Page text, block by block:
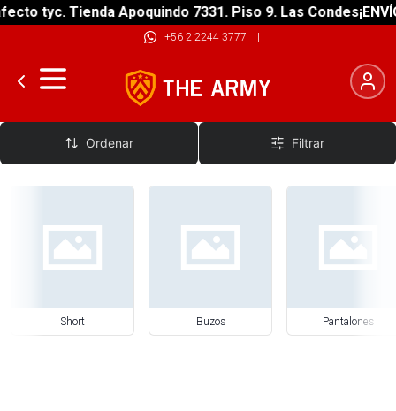
tyc. Tienda Apoquindo 7331. Piso 9. Las Condes
+56 2 2244 3777 |
Short y Pantalones
Ordenar Filtrar
Short Buzos Pantalones